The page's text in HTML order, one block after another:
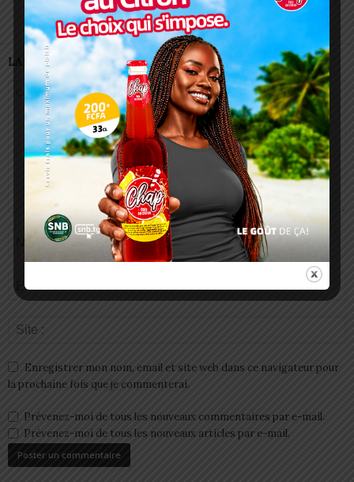
LAISSER UN COMMENTAIRE
Enregistrer mon nom, email et site web dans ce navigateur pour
la prochaine fois que je commenterai.
Prévenez-moi de tous les nouveaux commentaires par e-mail.
Prévenez-moi de tous les nouveaux articles par e-mail.